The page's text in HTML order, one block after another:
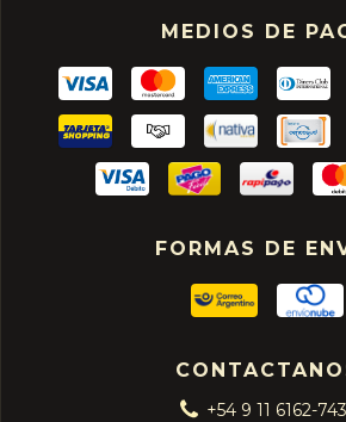
MEDIOS DE
FORMAS DE
+54 9 11 6162-